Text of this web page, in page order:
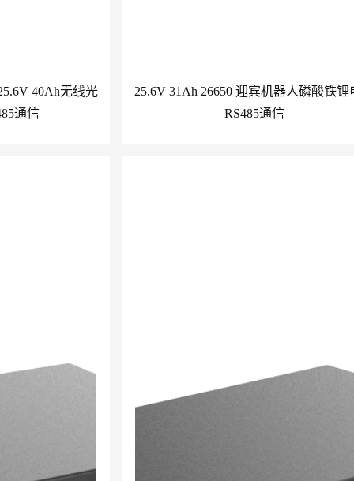
40Ah无线光
通信
25.6V 31Ah 26650 迎宾机器人磷酸铁锂
RS485通信